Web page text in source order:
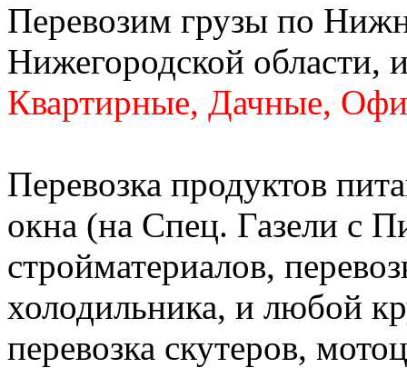
Перевозим грузы по
Нижегородской области,
Квартирные, Дачные,
Перевозка продуктов
окна (на Спец. Газели с
стройматериалов,
холодильника, и любой
перевозка скутеров,